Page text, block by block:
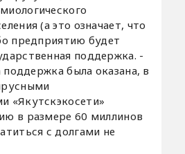
(а это означает, что
предприятию будет
поддержка. -
была оказана, в
«Якутскэкосети»
в размере 60 миллинов
с долгами не